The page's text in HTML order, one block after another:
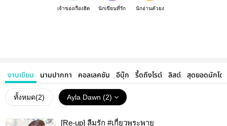
เจ้าของเรื่องฮิต นักเขียนที่รัก นักอ่านตัวยง
งานเขียน นามปากกา คอลเลคชัน อีบุ๊ก รี้ดถึงไรต์ ลิสต์ สุดยอดนักโด
ทั้งหมด(2) Ayla Dawn (2)
[Re-up] ลืมรัก #เกี้ยวพระพาย